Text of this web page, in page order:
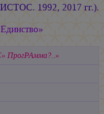
1992, 2017 гг.).
ПрогРАмма?..»